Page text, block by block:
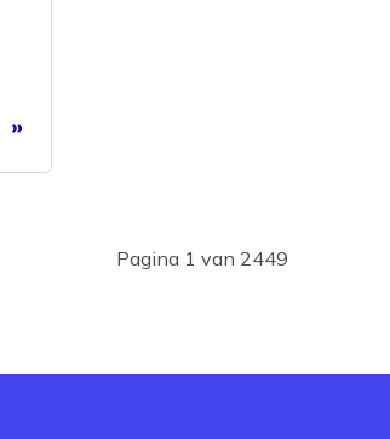
Pagina 1 van 2449